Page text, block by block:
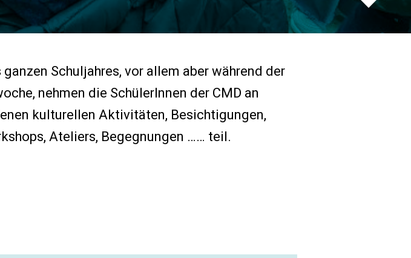
Schuljahres, vor allem aber während der
nehmen die SchülerInnen der CMD an
kulturellen Aktivitäten, Besichtigungen,
Ateliers, Begegnungen …… teil.